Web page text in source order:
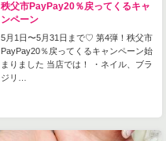
秩父市PayPay20％戻ってくるキャ
ンペーン
5月1日〜5月31日まで♡ 第4弾！秩父市
PayPay20％戻ってくるキャンペーン始
まりました 当店では！ ・ネイル、ブラ
ジリ…